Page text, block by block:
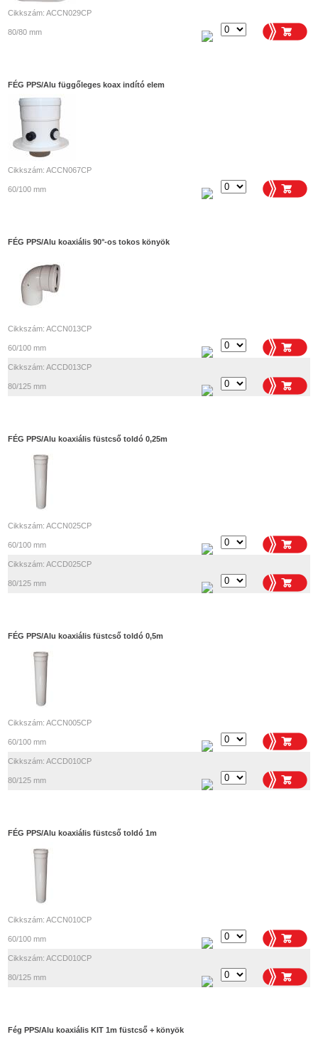
Cikkszám: ACCN029CP
80/80 mm
FÉG PPS/Alu függőleges koax indító elem
Cikkszám: ACCN067CP
60/100 mm
FÉG PPS/Alu koaxiális 90°-os tokos könyök
Cikkszám: ACCN013CP
60/100 mm
Cikkszám: ACCD013CP
80/125 mm
FÉG PPS/Alu koaxiális füstcső toldó 0,25m
Cikkszám: ACCN025CP
60/100 mm
Cikkszám: ACCD025CP
80/125 mm
FÉG PPS/Alu koaxiális füstcső toldó 0,5m
Cikkszám: ACCN005CP
60/100 mm
Cikkszám: ACCD010CP
80/125 mm
FÉG PPS/Alu koaxiális füstcső toldó 1m
Cikkszám: ACCN010CP
60/100 mm
Cikkszám: ACCD010CP
80/125 mm
Fég PPS/Alu koaxiális KIT 1m füstcső + könyök